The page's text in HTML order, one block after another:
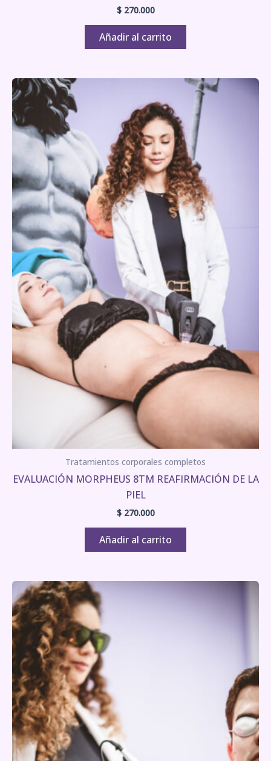
$270.000
Añadir al carrito
Tratamientos corporales completos
EVALUACIÓN MORPHEUS 8TM REAFIRMACIÓN DE LA
PIEL
$270.000
Añadir al carrito